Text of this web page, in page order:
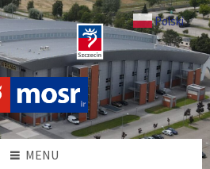
MENU
Polski ▼